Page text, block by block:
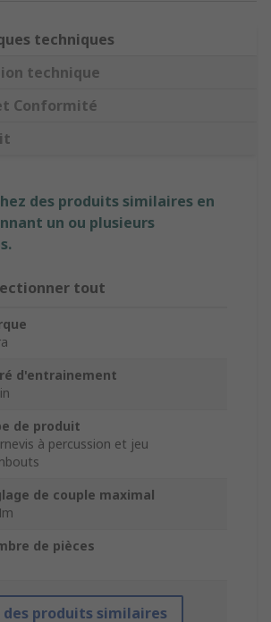
techniques
technique
Conformité
des produits similaires en
un ou plusieurs
tout
d'entrainement
de produit
à percussion et jeu
de couple maximal
de pièces
des produits similaires